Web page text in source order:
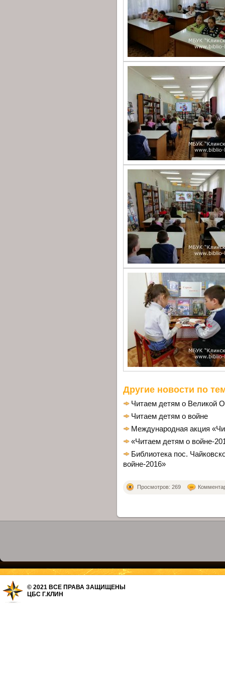
Другие новости по
Читаем детям о Великой
Читаем детям о войне
Международная акция
«Читаем детям о войне-
Библиотека пос.
войне-2016»
Просмотров: 269
© 2021 ВСЕ ПРАВА ЗАЩИЩЕНЫ
ЦБС Г.КЛИН